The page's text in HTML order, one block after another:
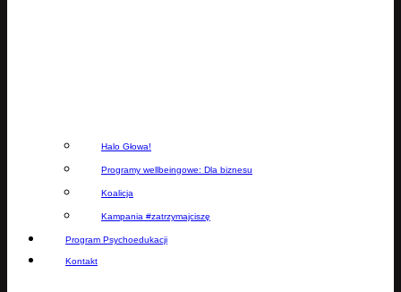
Halo Głowa!
Programy wellbeingowe: Dla biznesu
Koalicja
Kampania #zatrzymajciszę
Program Psychoedukacji
Kontakt